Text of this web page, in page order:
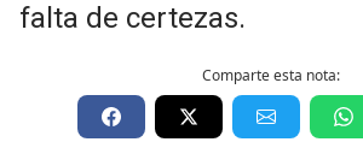
falta de certezas.
Comparte esta nota: